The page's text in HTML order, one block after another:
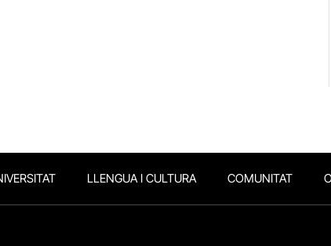
LLENGUA I CULTURA COMUNITAT